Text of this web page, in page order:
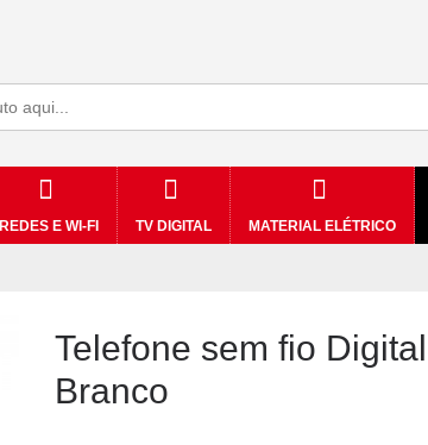
REDES E WI-FI TV DIGITAL MATERIAL ELÉTRICO
Telefone sem fio
Branco